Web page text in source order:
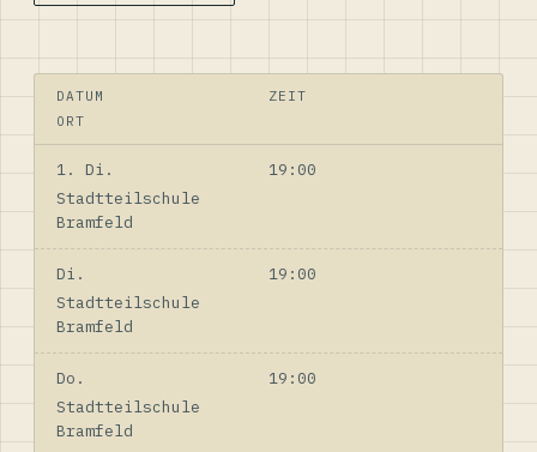
DATUM
ZEIT
ORT
1. Di.
19:00
Stadtteilschule
Bramfeld
Di.
19:00
Stadtteilschule
Bramfeld
Do.
19:00
Stadtteilschule
Bramfeld